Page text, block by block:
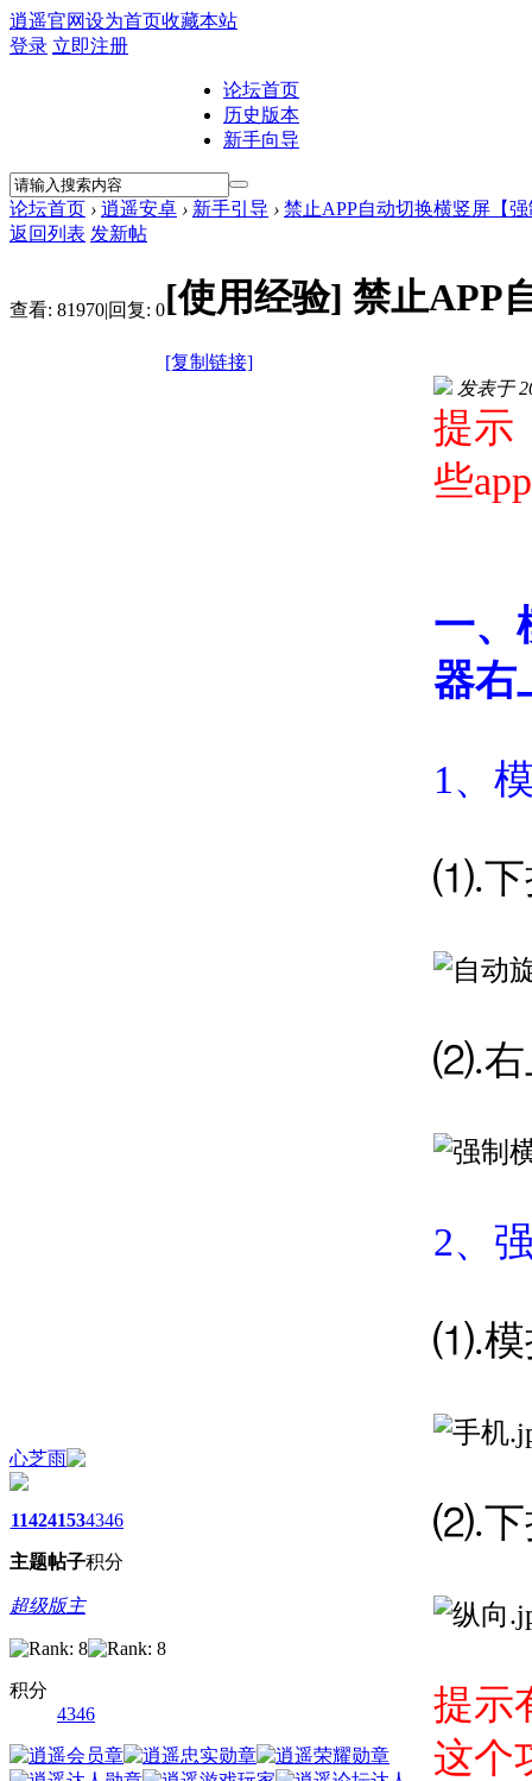
逍遥官网设为首页收藏本站
登录 立即注册
论坛首页
历史版本
新手向导
论坛首页 › 逍遥安卓 › 新手引导 › 禁止APP自动切换横竖屏【
返回列表 发新帖
查看: 81970|回复: 0[使用经验] 禁止APP
[复制链接]
心芝雨
1142
主题
4153
帖子
4346
积分
超级版主
积分
4346
发表于
提示
些
一、
器右
1、
⑴.下
⑵.右
2、
⑴.模
⑵.下
提示
这个